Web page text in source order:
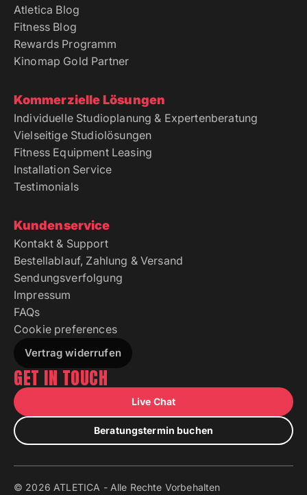
Atletica Blog
Fitness Blog
Rewards Programm
Kinomap Gold Partner
Kommerzielle Lösungen
Individuelle Studioplanung & Expertenberatung
Vielseitige Studiolösungen
Fitness Equipment Leasing
Installation Service
Testimonials
Kundenservice
Kontakt & Support
Bestellablauf, Zahlung & Versand
Sendungsverfolgung
Impressum
FAQs
Cookie preferences
Vertrag widerrufen
GET IN TOUCH
Live Chat
Beratungstermin buchen
© 2026 ATLETICA - Alle Rechte Vorbehalten